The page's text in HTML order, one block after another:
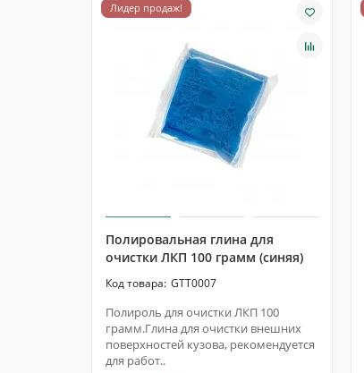
Лидер продаж!
Полировальная глина для
очистки ЛКП 100 грамм (синяя)
GTT0007
Полироль для очистки ЛКП 100
грамм.Глина для очистки внешних
поверхностей кузова, рекомендуется
для работ..